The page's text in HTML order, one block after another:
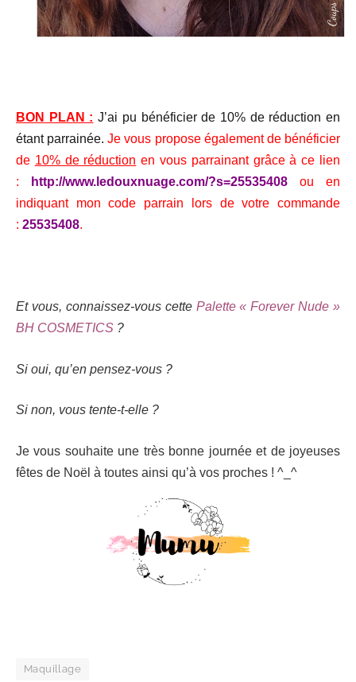
BON PLAN : J’ai pu bénéficier de 10% de réduction en
étant parrainée.Je vous propose également de bénéficier
de 10% de réduction en vous parrainant grâce à ce lien
:
http://www.ledouxnuage.com/?s=25535408
ou en
indiquant mon code parrain lors de votre commande
: 25535408.
Et vous, connaissez-vous cette Palette « Forever Nude »
BH COSMETICS ?
Si oui, qu’en pensez-vous ?
Si non, vous tente-t-elle ?
Je vous souhaite une très bonne journée et de joyeuses
fêtes de Noël à toutes ainsi qu’à vos proches ! ^_^
Maquillage